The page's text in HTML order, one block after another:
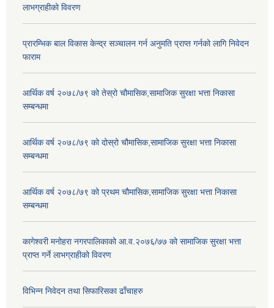
लाभग्राहीको विवरण
प्रारम्भिक बाल विकास केन्द्र सञ्चालन गर्न अनुमति प्राप्त गर्नको लागि निवेदन
फाराम
आर्थिक वर्ष २०७८/७९ को तेस्रो चौमासिक,सामाजिक सुरक्षा भत्ता निकासा
सम्बन्धमा
आर्थिक वर्ष २०७८/७९ को दोस्रो चौमासिक,सामाजिक सुरक्षा भत्ता निकासा
सम्बन्धमा
आर्थिक वर्ष २०७८/७९ को प्रथम चौमासिक,सामाजिक सुरक्षा भत्ता निकासा
सम्बन्धमा
कागेश्वरी मनोहरा नगरपालिकाको आ.व.२०७६/७७ को सामाजिक सुरक्षा भत्ता
प्राप्त गर्ने लाभग्राहीको विवरण
विभिन्न निवेदन तथा सिफारिसका ढाँचाहरु